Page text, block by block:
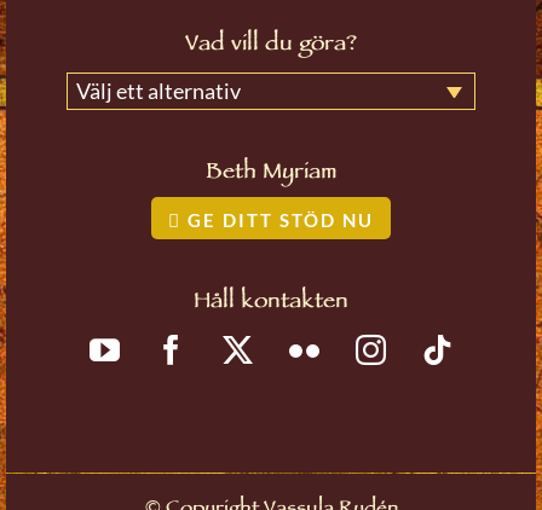
Vad vill du göra?
Välj ett alternativ
Beth Myriam
GE DITT STÖD NU
Håll kontakten
©